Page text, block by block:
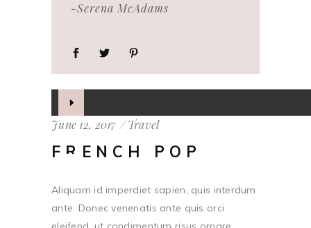
-Serena McAdams
Audio
Player
June 12, 2017 Travel
FRENCH POP
Aliquam id imperdiet sapien, quis interdum
ante. Donec venenatis ante quis orci